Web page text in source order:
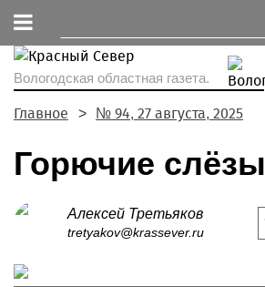
Вологодская областная газета.
Главное № 94, 27 августа, 2025
Горючие слёзы
Алексей Третьяков
tretyakov@krassever.ru